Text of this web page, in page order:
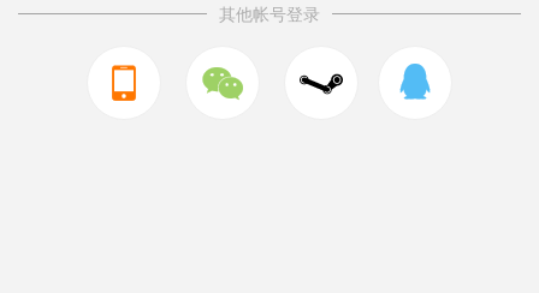
其他帐号登录
  